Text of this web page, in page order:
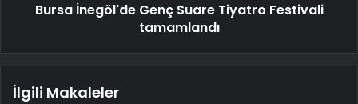
Bursa İnegöl'de Genç Suare Tiyatro Festivali
tamamlandı
İlgili Makaleler